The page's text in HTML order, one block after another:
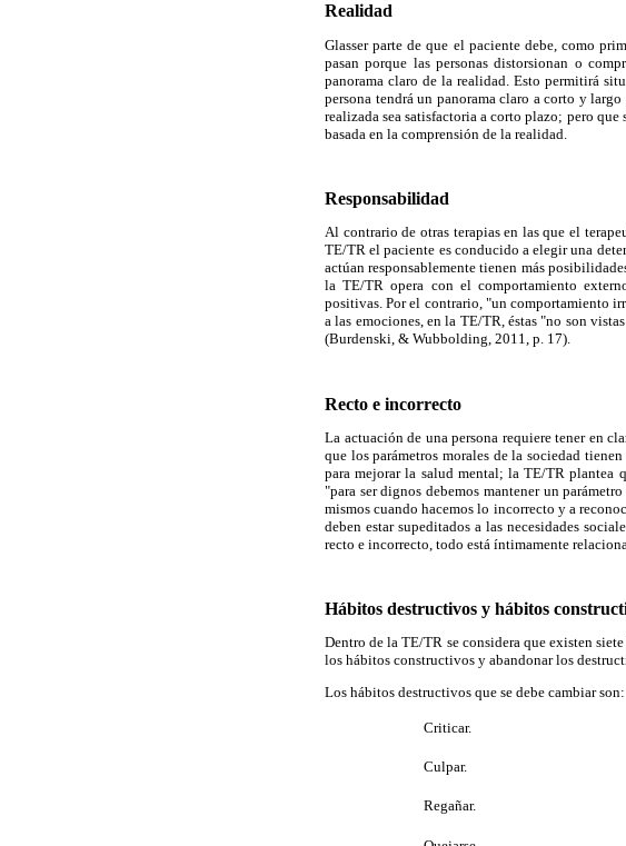
Realidad
Glasser parte de que el paciente debe, como
pasan porque las personas distorsionan o
panorama claro de la realidad. Esto permitirá
persona tendrá un panorama claro a corto y
realizada sea satisfactoria a corto plazo; pero
basada en la comprensión de la realidad.
Responsabilidad
Al contrario de otras terapias en las que el
TE/TR el paciente es conducido a elegir una
actúan responsablemente tienen más
la TE/TR opera con el comportamiento
positivas. Por el contrario, "un comportamiento
a las emociones, en la TE/TR, éstas "no son
(Burdenski, & Wubbolding, 2011, p. 17).
Recto e incorrecto
La actuación de una persona requiere tener en
que los parámetros morales de la sociedad
para mejorar la salud mental; la TE/TR plantea
"para ser dignos debemos mantener un
mismos cuando hacemos lo incorrecto y a
deben estar supeditados a las necesidades
recto e incorrecto, todo está íntimamente
Hábitos destructivos y hábitos
Dentro de la TE/TR se considera que existen
los hábitos constructivos y abandonar los
Los hábitos destructivos que se debe cambiar son:
 Criticar.
 Culpar.
 Regañar.